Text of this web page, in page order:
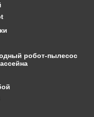
робот-пылесос